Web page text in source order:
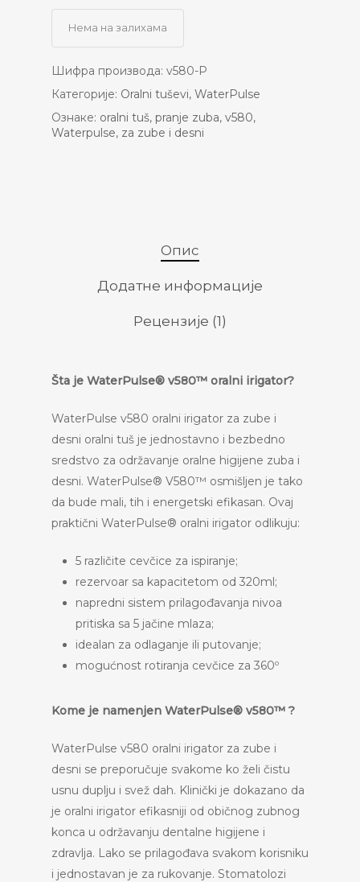
Нема на залихама
Шифра производа: v580-P
Категорије: Oralni tuševi, WaterPulse
Ознаке: oralni tuš, pranje zuba, v580,
Waterpulse, za zube i desni
Опис
Додатне информације
Рецензије (1)
Šta je WaterPulse® v580™ oralni irigator?
WaterPulse v580 oralni irigator za zube i
desni oralni tuš je jednostavno i bezbedno
sredstvo za održavanje oralne higijene zuba i
desni. WaterPulse® V580™ osmišljen je tako
da bude mali, tih i energetski efikasan. Ovaj
praktični WaterPulse® oralni irigator odlikuju:
5 različite cevčice za ispiranje;
rezervoar sa kapacitetom od 320ml;
napredni sistem prilagođavanja nivoa
pritiska sa 5 jačine mlaza;
idealan za odlaganje ili putovanje;
mogućnost rotiranja cevčice za 360º
Kome je namenjen WaterPulse® v580™ ?
WaterPulse v580 oralni irigator za zube i
desni se preporučuje svakome ko želi čistu
usnu duplju i svež dah. Klinički je dokazano da
je oralni irigator efikasniji od običnog zubnog
konca u održavanju dentalne higijene i
zdravlja. Lako se prilagođava svakom korisniku
i jednostavan je za rukovanje. Stomatolozi